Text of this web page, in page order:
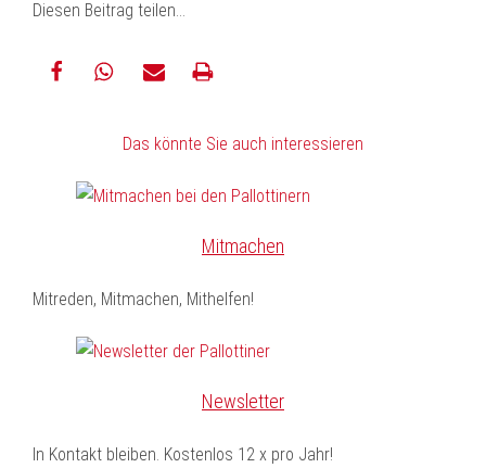
Diesen Beitrag teilen…
Das könnte Sie auch interessieren
Mitmachen
Mitreden, Mitmachen, Mithelfen!
Newsletter
In Kontakt bleiben. Kostenlos 12 x pro Jahr!